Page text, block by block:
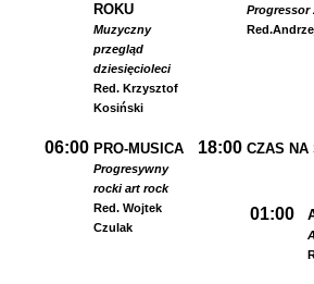
ROKU
Muzyczny
przegląd
dziesięcioleci
Red. Krzysztof
Kosiński
Progressor
Red.
06:00 PRO-MUSICA
Progresywny
rocki art rock
Red. Wojtek
Czulak
18:00 CZAS NA
01:00